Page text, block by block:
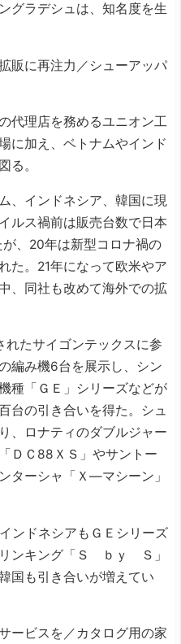
グラデシュは、知名度を生
販に再注力／シューアッパ
代理店を務めるユニオン工
に加え、ベトナムやインド
る。
、インドネシア、韓国に現
ルス禍前は販売台数で日本
、20年は新型コロナ禍の
た。21年になって欧米やア
、同社も改めて海外での拡
たサイゴンテックスに参
編み機6台を展示し、シン
種「ＧＥ」シリーズなどが
台の引き合いを得た。シュ
、ロナティのダブルジャー
ＤＣ88ＸＳ」やサントー
ターシャ「Ｘ―マシーン」
ンドネシアもＧＥシリーズ
ンキング「Ｓ ｂｙ Ｓ」
国も引き合いが増えてい
ービスを／カタログ用の家